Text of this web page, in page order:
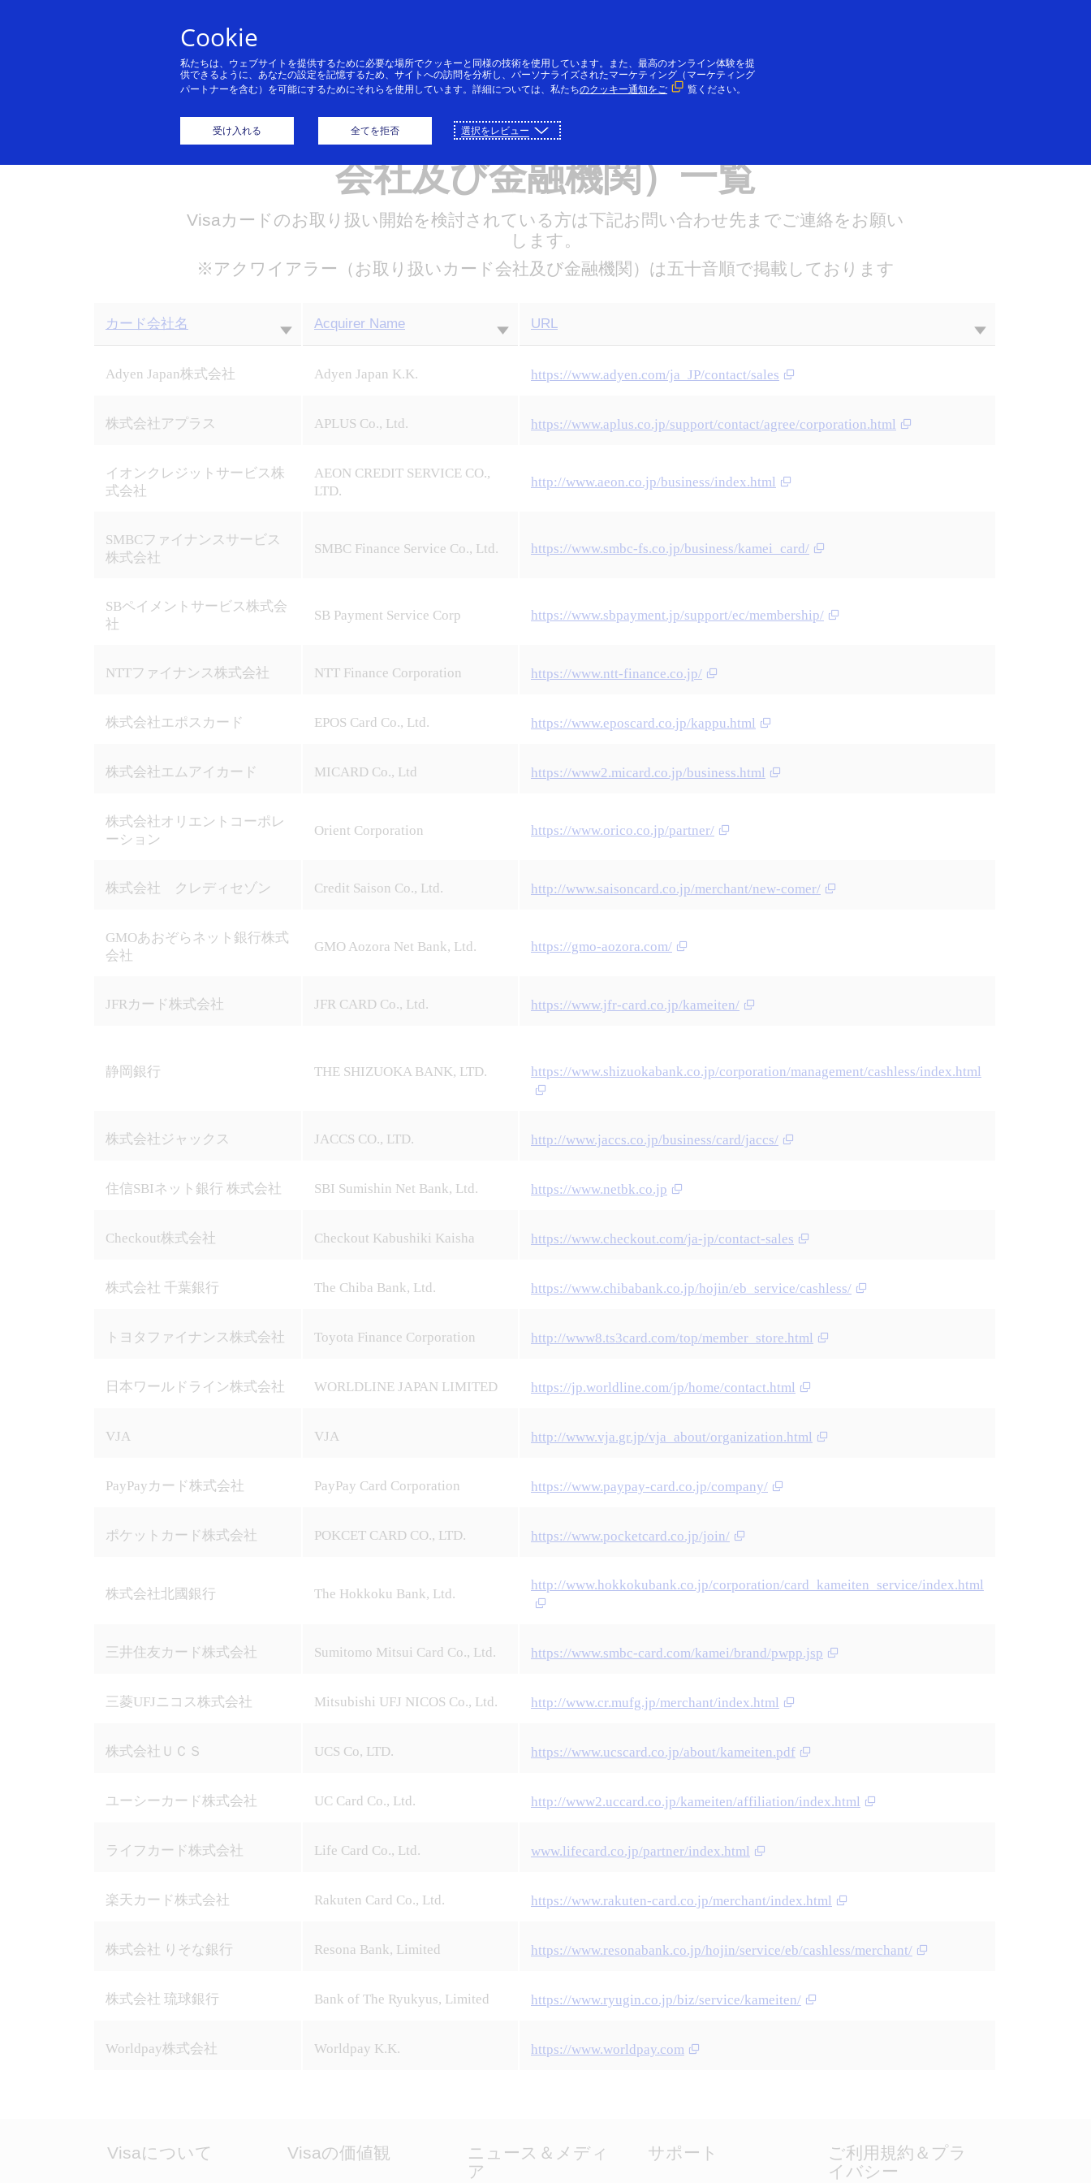
個人のお客様 法人・個人事業主のお客様 VISAができること
Visa アクワイアラー（お取り扱いカード
会社及び金融機関）一覧
Visaカードのお取り扱い開始を検討されている方は下記お問い合わせ先までご連絡をお願い
します。
※アクワイアラー（お取り扱いカード会社及び金融機関）は五十音順で掲載しております
の
い
開
関
し
て
は、
さ
い
盟
約
お
合
わ
カード会社名 Acquirer Name URL
Adyen Japan株式会社 Adyen Japan K.K. https://www.adyen.com/ja_JP/contact/sales
株式会社アプラス APLUS Co., Ltd. https://www.aplus.co.jp/support/contact/agree/corporation.html
イオンクレジットサービス株
式会社
AEON CREDIT SERVICE CO.,
LTD.
http://www.aeon.co.jp/business/index.html
SMBCファイナンスサービス
株式会社
SMBC Finance Service Co., Ltd. https://www.smbc-fs.co.jp/business/kamei_card/
SBペイメントサービス株式会
社
SB Payment Service Corp https://www.sbpayment.jp/support/ec/membership/
NTTファイナンス株式会社 NTT Finance Corporation https://www.ntt-finance.co.jp/
株式会社エポスカード EPOS Card Co., Ltd. https://www.eposcard.co.jp/kappu.html
株式会社エムアイカード MICARD Co., Ltd https://www2.micard.co.jp/business.html
株式会社オリエントコーポレ
ーション
Orient Corporation https://www.orico.co.jp/partner/
株式会社 クレディセゾン Credit Saison Co., Ltd. http://www.saisoncard.co.jp/merchant/new-comer/
GMOあおぞらネット銀行株式
会社
GMO Aozora Net Bank, Ltd. https://gmo-aozora.com/
JFRカード株式会社 JFR CARD Co., Ltd. https://www.jfr-card.co.jp/kameiten/
静岡銀行 THE SHIZUOKA BANK, LTD. https://www.shizuokabank.co.jp/corporation/management/cashless/index.html
株式会社ジャックス JACCS CO., LTD. http://www.jaccs.co.jp/business/card/jaccs/
住信SBIネット銀行 株式会社 SBI Sumishin Net Bank, Ltd. https://www.netbk.co.jp
Checkout株式会社 Checkout Kabushiki Kaisha https://www.checkout.com/ja-jp/contact-sales
株式会社 千葉銀行 The Chiba Bank, Ltd. https://www.chibabank.co.jp/hojin/eb_service/cashless/
トヨタファイナンス株式会社 Toyota Finance Corporation http://www8.ts3card.com/top/member_store.html
日本ワールドライン株式会社 WORLDLINE JAPAN LIMITED https://jp.worldline.com/jp/home/contact.html
VJA VJA http://www.vja.gr.jp/vja_about/organization.html
PayPayカード株式会社 PayPay Card Corporation https://www.paypay-card.co.jp/company/
ポケットカード株式会社 POKCET CARD CO., LTD. https://www.pocketcard.co.jp/join/
株式会社北國銀行 The Hokkoku Bank, Ltd.
http://www.hokkokubank.co.jp/corporation/card_kameiten_service/index.html
三井住友カード株式会社 Sumitomo Mitsui Card Co., Ltd. https://www.smbc-card.com/kamei/brand/pwpp.jsp
三菱UFJニコス株式会社 Mitsubishi UFJ NICOS Co., Ltd. http://www.cr.mufg.jp/merchant/index.html
株式会社ＵＣＳ UCS Co, LTD. https://www.ucscard.co.jp/about/kameiten.pdf
ユーシーカード株式会社 UC Card Co., Ltd. http://www2.uccard.co.jp/kameiten/affiliation/index.html
ライフカード株式会社 Life Card Co., Ltd. www.lifecard.co.jp/partner/index.html
楽天カード株式会社 Rakuten Card Co., Ltd. https://www.rakuten-card.co.jp/merchant/index.html
株式会社 りそな銀行 Resona Bank, Limited https://www.resonabank.co.jp/hojin/service/eb/cashless/merchant/
株式会社 琉球銀行 Bank of The Ryukyus, Limited https://www.ryugin.co.jp/biz/service/kameiten/
Worldpay株式会社 Worldpay K.K. https://www.worldpay.com
Visaについて Visaの価値観
ニュース＆メディ
ア
サポート
ご利用規約＆プラ
イバシー
Cookie
私たちは、ウェブサイトを提供するために必要な場所でクッキーと同様の技術を使用しています。また、最高のオンライン体験を提
供できるように、あなたの設定を記憶するため、サイトへの訪問を分析し、パーソナライズされたマーケティング（マーケティング
パートナーを含む）を可能にするためにそれらを使用しています。詳細については、私たちのクッキー通知をご 覧ください。
受け入れる 全てを拒否 選択をレビュー